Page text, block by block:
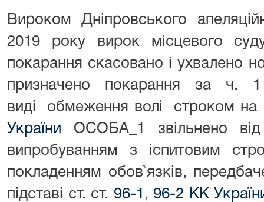
Вироком Дніпровського
2019 року вирок місцевого
покарання скасовано і ухвалено
призначено покарання за ч.
виді обмеження волі строком на
України ОСОБА_1 звільнено від
випробуванням з іспитовим
покладенням обов`язків,
підставі ст. ст. 96-1 , 96-2 КК